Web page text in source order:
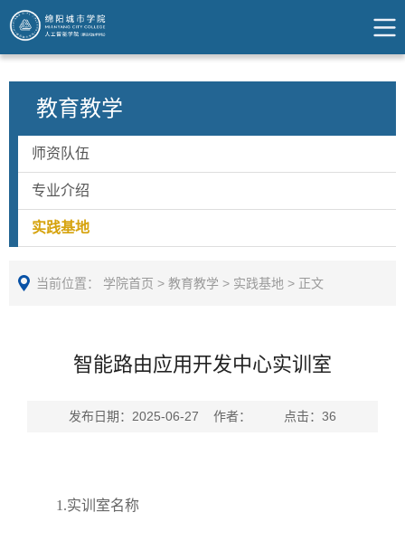
教育教学
师资队伍
专业介绍
实践基地
当前位置： 学院首页 > 教育教学 > 实践基地 > 正文
智能路由应用开发中心实训室
发布日期：2025-06-27 作者： 点击： 36
1 .实训室名称